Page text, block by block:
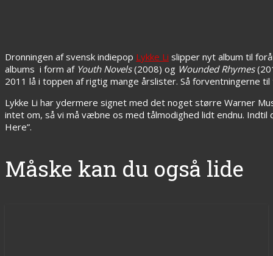
Dronningen af svensk indiepop Lykke Li slipper nyt album til
albums i form af Youth Novels(2008) og Wounded Rhymes
2011 lå i toppen af rigtig mange årslister. Så forventningerne
Lykke Li har ydermere signet med det noget større Warner
intet om, så vi må væbne os med tålmodighed lidt endnu. Indtil
Here”.
Måske kan du også lide